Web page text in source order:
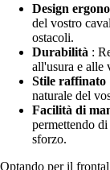
Design
del vostro
ostacoli.
Durabilità :
all'usura e alle
Stile raffinato
naturale del
Facilità di
permettendo
sforzo.
Optando per il